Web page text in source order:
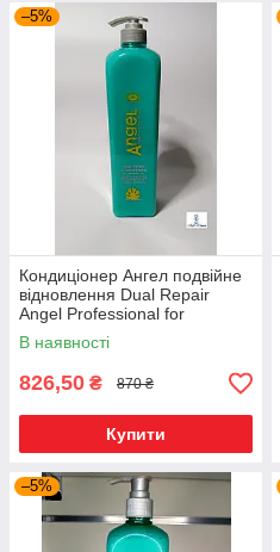
–5%
Кондиціонер Ангел подвійне
відновлення Dual Repair
Angel Professional for
damaged/dry hair 1000ml
В наявності
826,50 ₴ 870 ₴
Купити
–5%